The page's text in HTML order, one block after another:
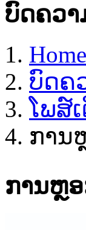
ບົດຄວາ
Home
ບົດຄ
ໂພສ໌
ການ
ການຫຼອ